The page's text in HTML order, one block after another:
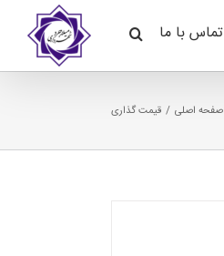
تماس با ما
صفحه اصلی قیمت گذاری